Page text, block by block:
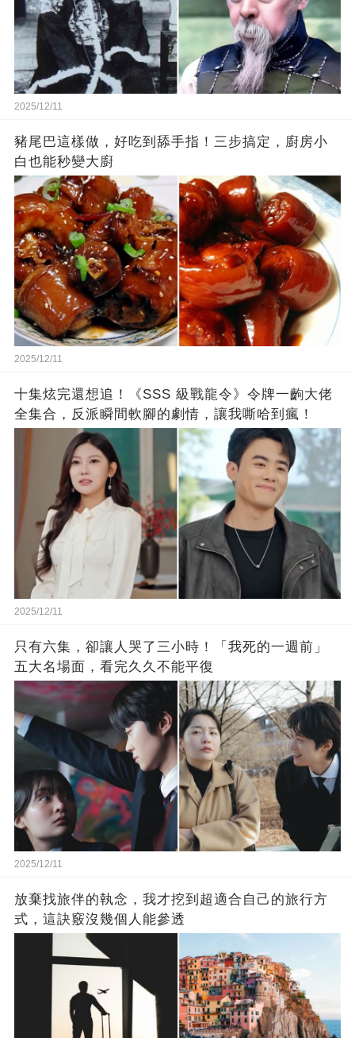
2025/12/11
豬尾巴這樣做，好吃到舔手指！三步搞定，廚房小
白也能秒變大廚
2025/12/11
十集炫完還想追！《SSS 級戰龍令》令牌一齣大佬
全集合，反派瞬間軟腳的劇情，讓我嘶哈到瘋！
2025/12/11
只有六集，卻讓人哭了三小時！「我死的一週前」
五大名場面，看完久久不能平復
2025/12/11
放棄找旅伴的執念，我才挖到超適合自己的旅行方
式，這訣竅沒幾個人能參透